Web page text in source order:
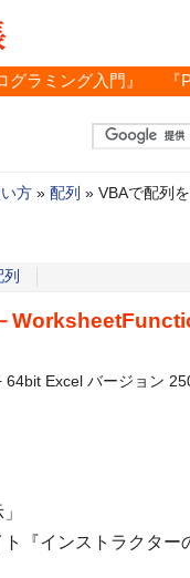
グラミング入門』
方 » 配列 » VBAで配列
列
Excel バージョン
『インストラクター